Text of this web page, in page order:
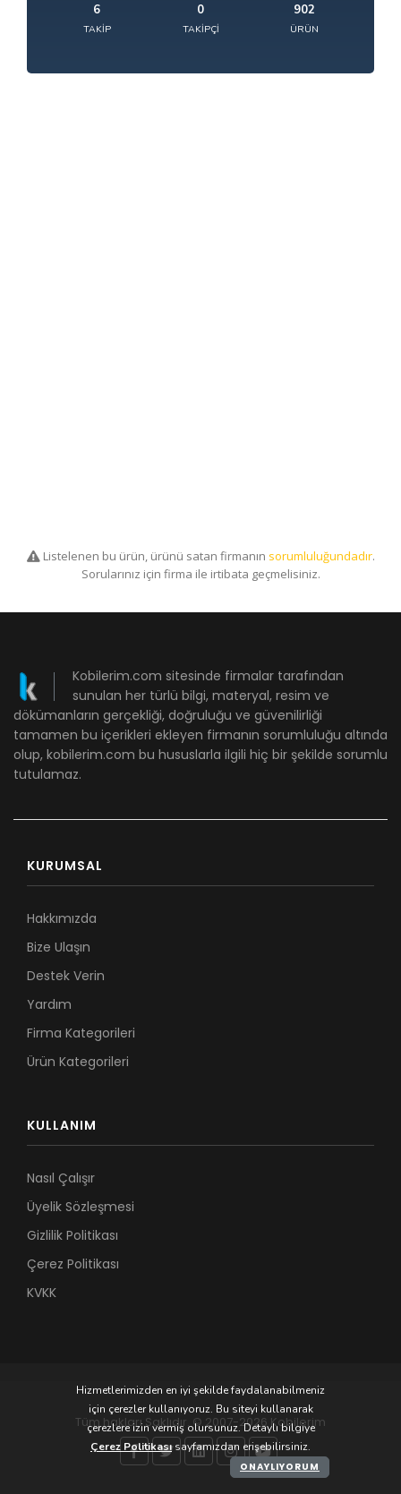
6
TAKIP
0
TAKIPÇI
902
ÜRÜN
Listelenen bu ürün, ürünü satan firmanın sorumluluğundadır.
Sorularınız için firma ile irtibata geçmelisiniz.
Kobilerim.com sitesinde firmalar tarafından
sunulan her türlü bilgi, materyal, resim ve
dökümanların gerçekliği, doğruluğu ve güvenilirliği
tamamen bu içerikleri ekleyen firmanın sorumluluğu altında
olup, kobilerim.com bu hususlarla ilgili hiç bir şekilde sorumlu
tutulamaz.
KURUMSAL
Hakkımızda
Bize Ulaşın
Destek Verin
Yardım
Firma Kategorileri
Ürün Kategorileri
KULLANIM
Nasıl Çalışır
Üyelik Sözleşmesi
Gizlilik Politikası
Çerez Politikası
KVKK
Tüm hakları Saklıdır. © 2007-2026 Kobilerim
Hizmetlerimizden en iyi şekilde faydalanabilmeniz
için çerezler kullanıyoruz. Bu siteyi kullanarak
çerezlere izin vermiş olursunuz. Detaylı bilgiye
Çerez Politikasısayfamızdan erişebilirsiniz.
ONAYLIYORUM